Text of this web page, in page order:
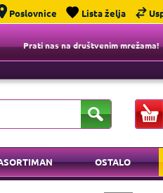
Poslovnice Lista želja
Prati nas na društvenim mrežama!
OSTALO